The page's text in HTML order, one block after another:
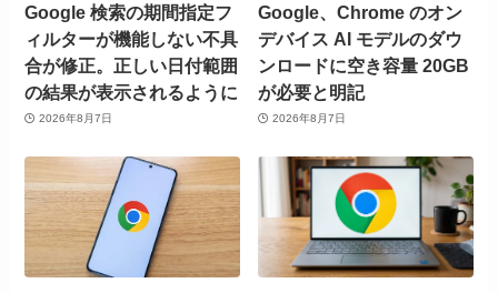
Google 検索の期間指定フ
ィルターが機能しない不具
合が修正。正しい日付範囲
の結果が表示されるように
2026年8月7日
Google、Chrome のオン
デバイス AI モデルのダウ
ンロードに空き容量 20GB
が必要と明記
2026年8月7日